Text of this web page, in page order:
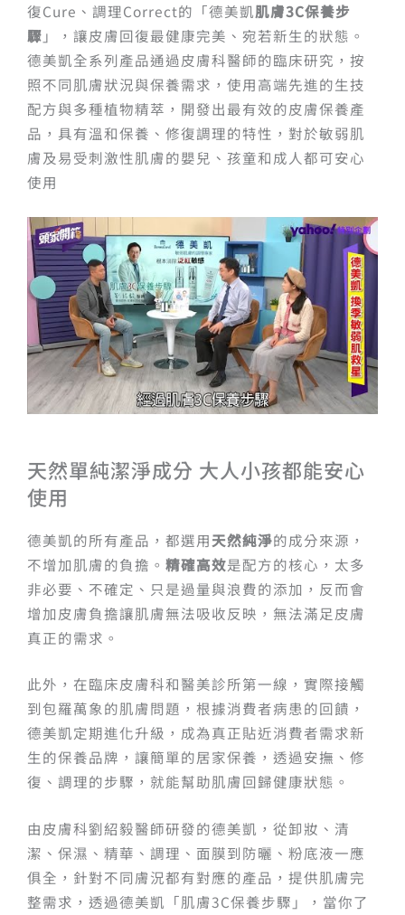
復Cure、調理Correct的「德美凱肌膚3C保養步
驟 」，讓皮膚回復最健康完美、宛若新生的狀態。
德美凱全系列產品通過皮膚科醫師的臨床研究，按
照不同肌膚狀況與保養需求，使用高端先進的生技
配方與多種植物精萃，開發出最有效的皮膚保養產
品，具有溫和保養、修復調理的特性，對於敏弱肌
膚及易受刺激性肌膚的嬰兒、孩童和成人都可安心
使用
天然單純潔淨成分 大人小孩都能安心
使用
德美凱的所有產品，都選用天然純淨的成分來源，
不增加肌膚的負擔。 精確高效是配方的核心，太多
非必要、不確定、只是過量與浪費的添加，反而會
增加皮膚負擔讓肌膚無法吸收反映，無法滿足皮膚
真正的需求。
此外，在臨床皮膚科和醫美診所第一線，實際接觸
到包羅萬象的肌膚問題，根據消費者病患的回饋，
德美凱定期進化升級，成為真正貼近消費者需求新
生的保養品牌，讓簡單的居家保養，透過安撫、修
復、調理的步驟，就能幫助肌膚回歸健康狀態。
由皮膚科劉紹毅醫師研發的德美凱，從卸妝、清
潔、保濕、精華、調理、面膜到防曬、粉底液一應
俱全，針對不同膚況都有對應的產品，提供肌膚完
整需求，透過德美凱「肌膚3C保養步驟」，當你了